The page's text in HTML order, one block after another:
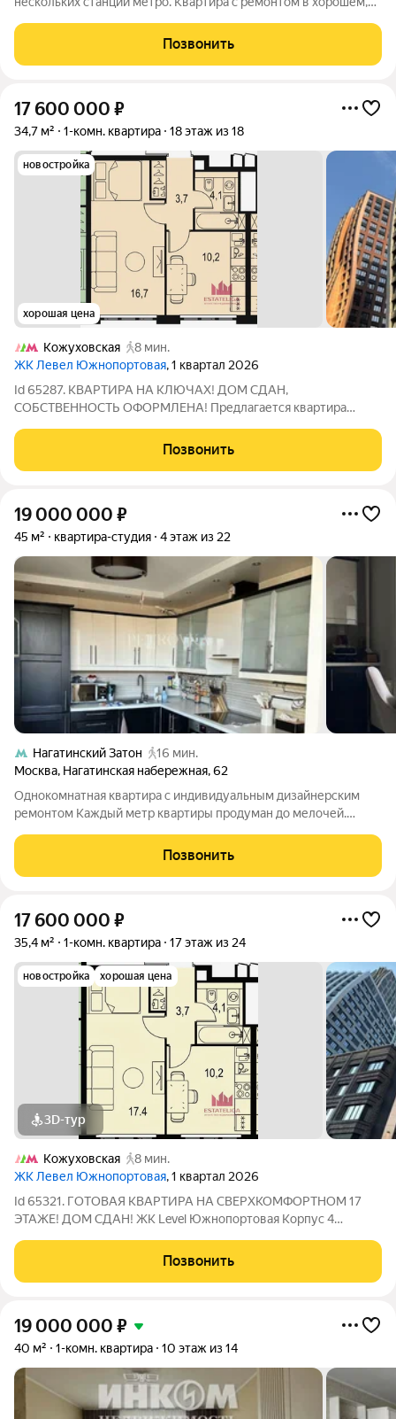
спокойно. СУС установлена душевая кабина. Гардеробная
комната, просторная прихожая.
Позвонить
17 600 000 ₽
34,7 м² 1-комн. квартира 18 этаж из 18
новостройка
хорошая цена
Кожуховская
8 мин.
ЖК Левел Южнопортовая, 1 квартал 2026
Id 65287. КВАРТИРА НА КЛЮЧАХ! ДОМ СДАН,
СОБСТВЕННОСТЬ ОФОРМЛЕНА! Предлагается квартира
Организуем показ в удобное для вас время. ПАРАМЕТРЫ
Позвонить
19 000 000 ₽
45 м² квартира-студия 4 этаж из 22
Нагатинский Затон
16 мин.
Москва, Нагатинская набережная,62
Однокомнатная квартира с индивидуальным дизайнерским
ремонтом Каждый метр квартиры продуман до мелочей.
Квартира в состоянии - заходи, живи! Абсолютно все ( мебель,
техника, вплоть до текстиля,
Позвонить
17 600 000 ₽
35,4 м² 1-комн. квартира 17 этаж из 24
новостройка хорошая цена
3D-тур
Кожуховская
8 мин.
ЖК Левел Южнопортовая, 1 квартал 2026
Id 65321. ГОТОВАЯ КВАРТИРА НА СВЕРХКОМФОРТНОМ 17
ЭТАЖЕ! ДОМ СДАН! ЖК Level Южнопортовая Корпус 4
квартиру с удачной геометрией и хорошим обзором?
Предлагаем отличный вариант площадью
Позвонить
19 000 000 ₽
40 м² 1-комн. квартира 10 этаж из 14